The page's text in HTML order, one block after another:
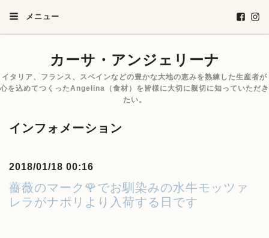
メニュー
カーサ・アンジェリーナ
イタリア、フランス、スペインなどの豊かな大地の恵みを熟練した生産者が
心を込めてつくったAngelina（食材）を皆様に大切に親切に知っていただき
たい。
インフォメーション
2018/01/18 00:16
薔薇のマーク🌹でお馴染みの水牛モッツァ
レラがナポリより入荷する日です